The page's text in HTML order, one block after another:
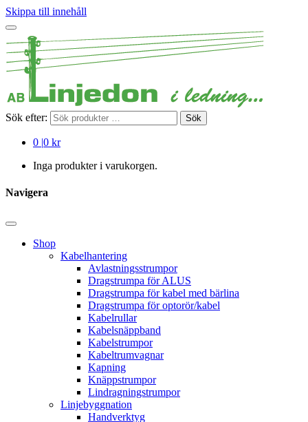
Skippa till innehåll
Sök efter: Sök
0 |0 kr
Inga produkter i varukorgen.
Navigera
Shop
Kabelhantering
Avlastningsstrumpor
Dragstrumpa för ALUS
Dragstrumpa för kabel med bärlina
Dragstrumpa för optorör/kabel
Kabelrullar
Kabelsnäppband
Kabelstrumpor
Kabeltrumvagnar
Kapning
Knäppstrumpor
Lindragningstrumpor
Linjebyggnation
Handverktyg